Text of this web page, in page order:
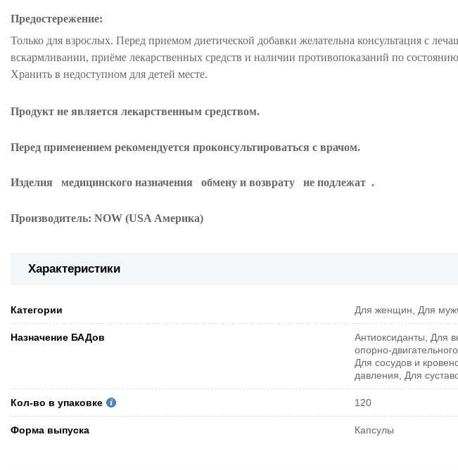
Предостережение:
Только для взрослых. Перед приемом диетической добавки желательна консультация с
вскармливании, приёме лекарственных средств и наличии противопоказаний по состоянию
Хранить в недоступном для детей месте.
Продукт не является лекарственным средством.
Перед применением рекомендуется проконсультироваться с врачом.
Изделия медицинского назначения обмену и возврату не подлежат .
Производитель: NOW (USA Америка)
Характеристики
Категории Для женщин, Для
Назначение БАДов
Антиоксиданты, Для
опорно-
Для сосудов и
давления, Для
Кол-во в упаковке 120
Форма выпуска Капсулы